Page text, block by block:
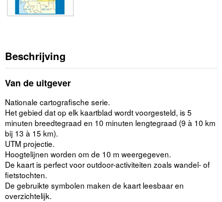
Beschrijving
Van de uitgever
Nationale cartografische serie.
Het gebied dat op elk kaartblad wordt voorgesteld, is 5
minuten breedtegraad en 10 minuten lengtegraad (9 à 10 km
bij 13 à 15 km).
UTM projectie.
Hoogtelijnen worden om de 10 m weergegeven.
De kaart is perfect voor outdoor-activiteiten zoals wandel- of
fietstochten.
De gebruikte symbolen maken de kaart leesbaar en
overzichtelijk.